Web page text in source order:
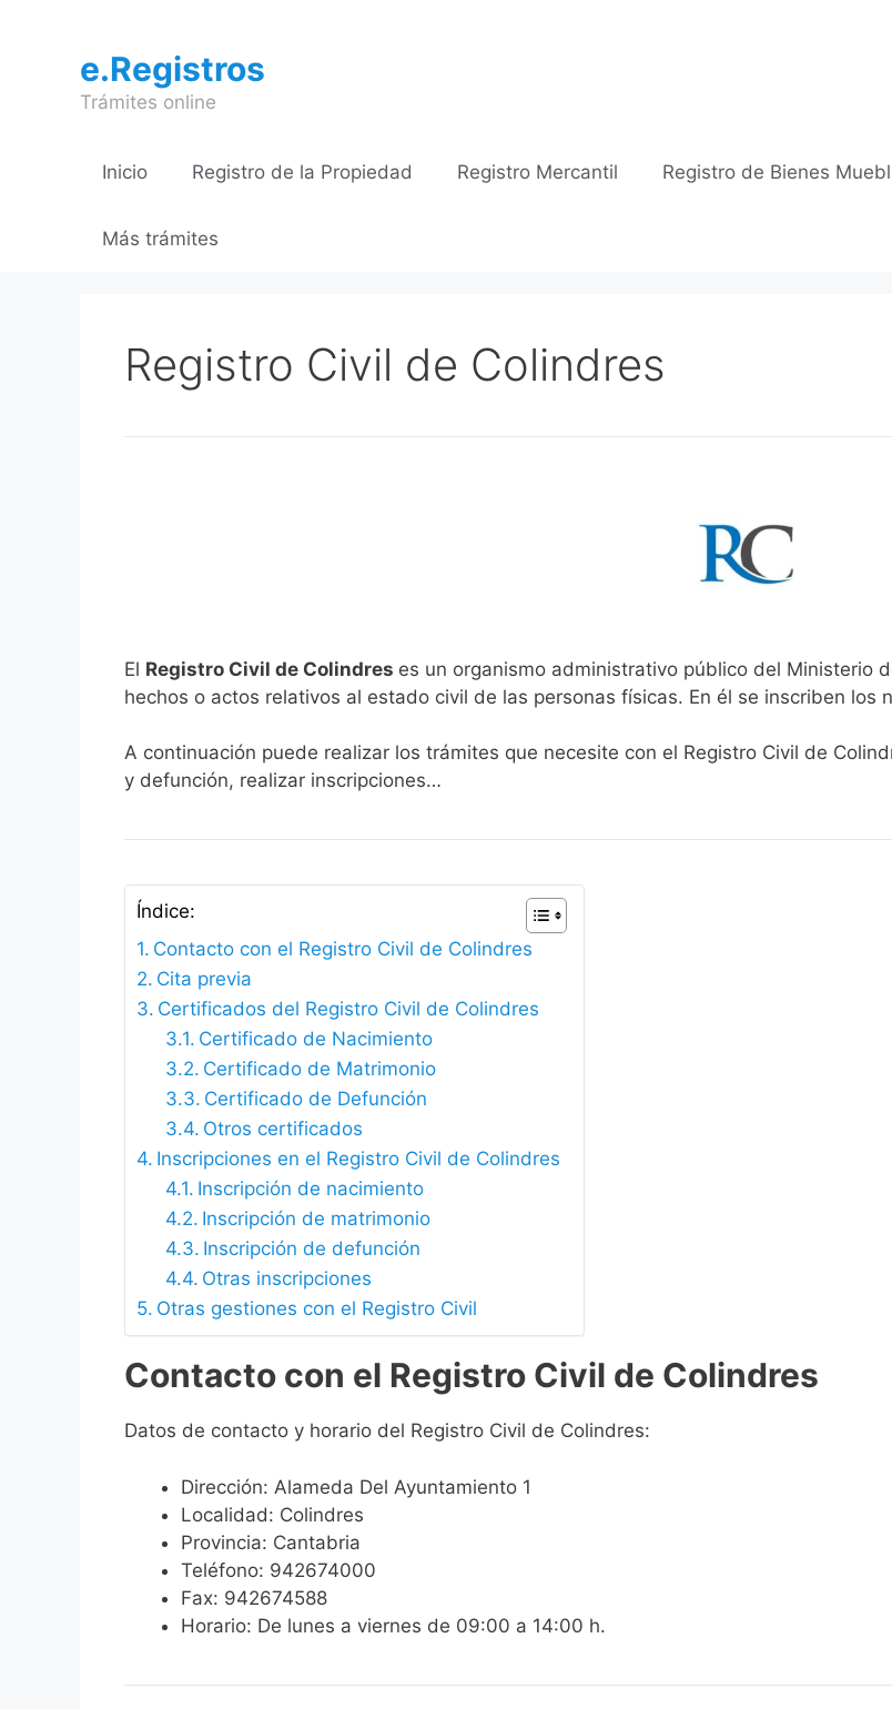
contenidoe.Registros
Trámites online
Inicio Registro de la Propiedad Registro Mercantil Registro de Bienes
Más trámites
Registro Civil de Colindres
El Registro Civil de Colindres es un organismo administrativo público del Ministerio
hechos o actos relativos al estado civil de las personas físicas. En él se inscriben los
A continuación puede realizar los trámites que necesite con el Registro Civil de
y defunción, realizar inscripciones…
Índice:
Contacto con el Registro Civil de Colindres
Cita previa
Certificados del Registro Civil de Colindres
Certificado de Nacimiento
Certificado de Matrimonio
Certificado de Defunción
Otros certificados
Inscripciones en el Registro Civil de Colindres
Inscripción de nacimiento
Inscripción de matrimonio
Inscripción de defunción
Otras inscripciones
Otras gestiones con el Registro Civil
Contacto con el Registro Civil de Colindres
Datos de contacto y horario del Registro Civil de Colindres:
Dirección: Alameda Del Ayuntamiento 1
Localidad: Colindres
Provincia: Cantabria
Teléfono: 942674000
Fax: 942674588
Horario: De lunes a viernes de 09:00 a 14:00 h.